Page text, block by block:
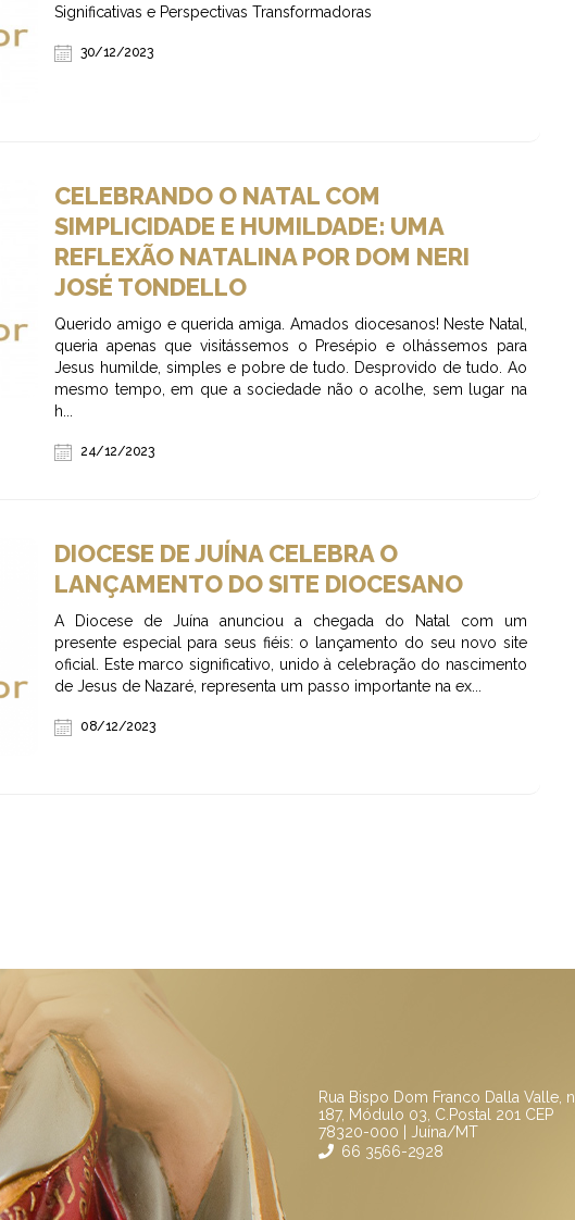
Significativas e Perspectivas Transformadoras
30/12/2023
CELEBRANDO O NATAL COM
SIMPLICIDADE E HUMILDADE: UMA
REFLEXÃO NATALINA POR DOM NERI
JOSÉ TONDELLO
Querido amigo e querida amiga. Amados diocesanos! Neste Natal,
queria apenas que visitássemos o Presépio e olhássemos para
Jesus humilde, simples e pobre de tudo. Desprovido de tudo. Ao
mesmo tempo, em que a sociedade não o acolhe, sem lugar na
h...
24/12/2023
DIOCESE DE JUÍNA CELEBRA O
LANÇAMENTO DO SITE DIOCESANO
A Diocese de Juína anunciou a chegada do Natal com um
presente especial para seus fiéis: o lançamento do seu novo site
oficial. Este marco significativo, unido à celebração do nascimento
de Jesus de Nazaré, representa um passo importante na ex...
08/12/2023
Rua Bispo Dom Franco Dalla Valle, n
187, Módulo 03, C.Postal 201 CEP
78320-000 | Juína/MT
66 3566-2928